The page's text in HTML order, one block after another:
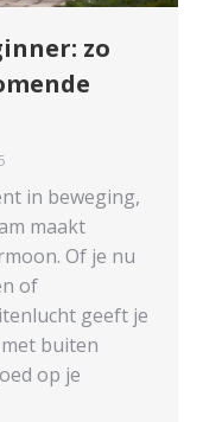
zo
in beweging,
maakt
Of je nu
of
geeft je
buiten
op je